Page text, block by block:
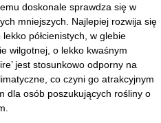
doskonale sprawdza się w
mniejszych. Najlepiej rozwija się
półcienistych, w glebie
wilgotnej, o lekko kwaśnym
jest stosunkowo odporny na
co czyni go atrakcyjnym
dla osób poszukujących rośliny o